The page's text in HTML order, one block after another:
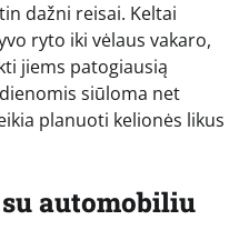
dažni reisai. Keltai
ryto iki vėlaus vakaro,
jiems patogiausią
siūloma net
planuoti kelionės likus
automobiliu